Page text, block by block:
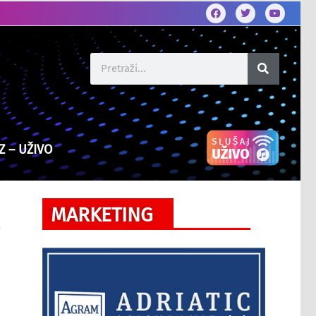
– UŽIVO
MARKETING